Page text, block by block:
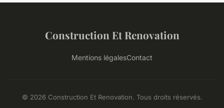
Construction Et Renovation
Mentions légalesContact
© 2026 Construction Et Renovation. Tous droits réservés.